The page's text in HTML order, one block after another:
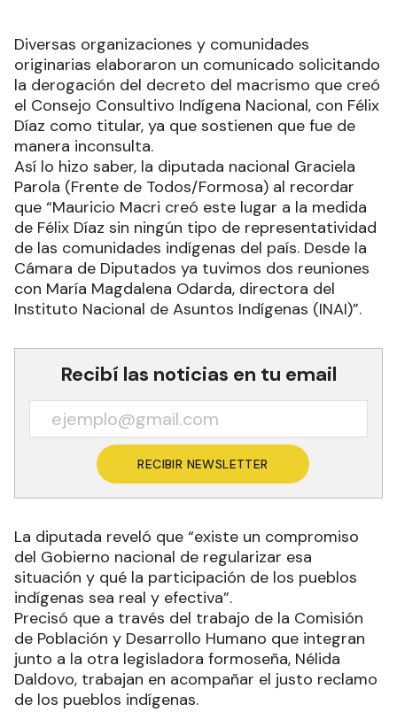
Diversas organizaciones y comunidades
originarias elaboraron un comunicado solicitando
la derogación del decreto del macrismo que creó
el Consejo Consultivo Indígena Nacional, con Félix
Díaz como titular, ya que sostienen que fue de
manera inconsulta.
Así lo hizo saber, la diputada nacional Graciela
Parola (Frente de Todos/Formosa) al recordar
que “Mauricio Macri creó este lugar a la medida
de Félix Díaz sin ningún tipo de representatividad
de las comunidades indígenas del país. Desde la
Cámara de Diputados ya tuvimos dos reuniones
con María Magdalena Odarda, directora del
Instituto Nacional de Asuntos Indígenas (INAI)”.
Recibí las noticias en tu email
RECIBIR NEWSLETTER
La diputada reveló que “existe un compromiso
del Gobierno nacional de regularizar esa
situación y qué la participación de los pueblos
indígenas sea real y efectiva”.
Precisó que a través del trabajo de la Comisión
de Población y Desarrollo Humano que integran
junto a la otra legisladora formoseña, Nélida
Daldovo, trabajan en acompañar el justo reclamo
de los pueblos indígenas.